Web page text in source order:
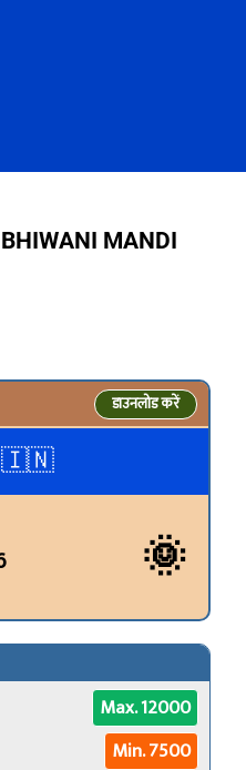
BHIWANI MANDI
डाउनलोड करें
🇮🇳
🌞
Max. 12000
Min. 7500